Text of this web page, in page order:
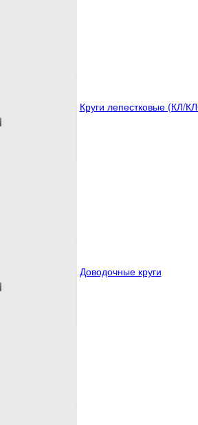
Круги лепестковые (КЛ/
Доводочные круги